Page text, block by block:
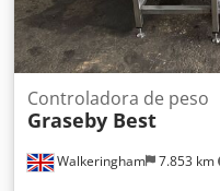
Walkeringham 7.853 km
Controladora de peso
Graseby Best